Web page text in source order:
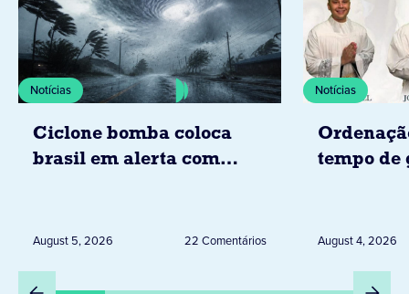
Notícias
Ciclone bomba coloca
brasil em alerta com
dias 6 e 8 de agosto
August 5, 2026 22 Comentários
Notícias
tempo de
August 4, 2026